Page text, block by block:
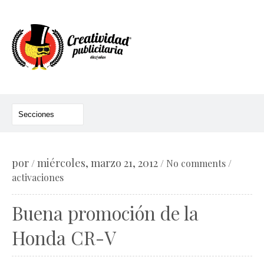
por /miércoles, marzo 21, 2012 / No comments /
activaciones
Buena promoción de la
Honda CR-V